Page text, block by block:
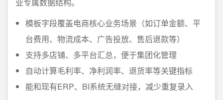
模板字段覆盖电商核心业务场景（如订单金额、平
台费用、物流成本、广告投放、售后退款等）
支持多店铺、多平台汇总，便于集团化管理
自动计算毛利率、净利润率、退货率等关键指标
能和现有ERP、BI系统无缝对接，减少重复录入